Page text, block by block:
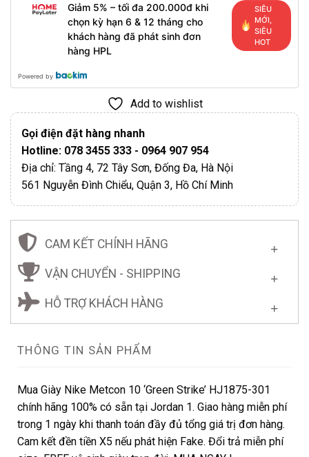
Giảm 5% – tối đa 200.000đ khi
chọn kỳ hạn 6 & 12 tháng cho
khách hàng đã phát sinh đơn
hàng HPL
SIÊU
MỚI,
SIÊU
HOT
Powered by
Add to wishlist
Gọi điện đặt hàng nhanh
Hotline: 078 3455 333 - 0964 907 954
Địa chỉ: Tầng 4, 72 Tây Sơn, Đống Đa, Hà Nội
561 Nguyễn Đình Chiểu, Quận 3, Hồ Chí Minh
CAM KẾT CHÍNH HÃNG
VẬN CHUYỂN - SHIPPING
HỖ TRỢ KHÁCH HÀNG
THÔNG TIN SẢN PHẨM
Mua Giày Nike Metcon 10 ‘Green Strike’ HJ1875-301
chính hãng 100% có sẵn tại Jordan 1. Giao hàng miễn phí
trong 1 ngày khi thanh toán đầy đủ tổng giá trị đơn hàng.
Cam kết đền tiền X5 nếu phát hiện Fake. Đổi trả miễn phí